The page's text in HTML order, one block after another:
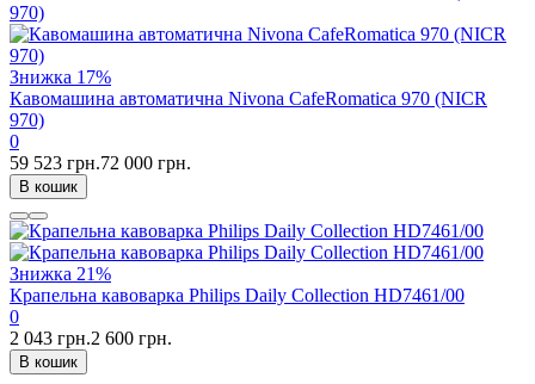
Знижка 17%
Кавомашина автоматична Nivona CafeRomatica 970 (NICR
970)
0
59 523 грн.72 000 грн.
В кошик
Знижка 21%
Крапельна кавоварка Philips Daily Collection HD7461/00
0
2 043 грн.2 600 грн.
В кошик